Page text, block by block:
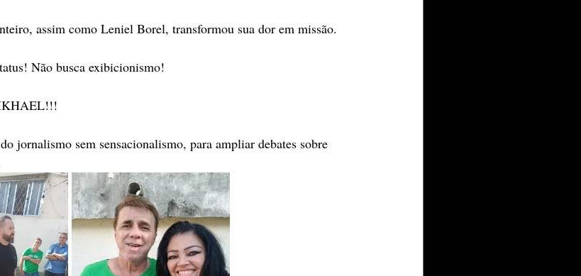
assim como Leniel Borel, transformou sua dor em missão.
Não busca exibicionismo!
jornalismo sem sensacionalismo, para ampliar debates sobre